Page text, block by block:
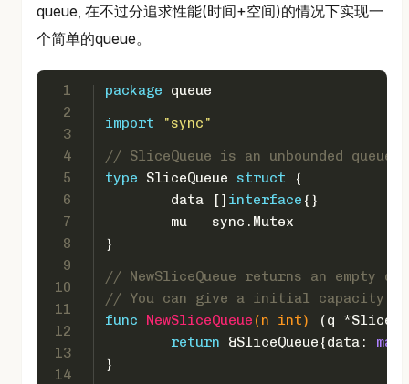
queue, 在不过分追求性能(时间+空间)的情况下实现一
个简单的queue。
1
2
3
4
5
6
7
8
9
10
11
12
13
14
package queue
import
"sync"
// SliceQueue is an unbounded
type SliceQueue struct {
	data []
interface {}
	mu   sync.Mutex
}
// NewSliceQueue returns an empty
// You can give a initial capacity.
func
NewSliceQueue (n int)
(q
return &SliceQueue{data: make
}